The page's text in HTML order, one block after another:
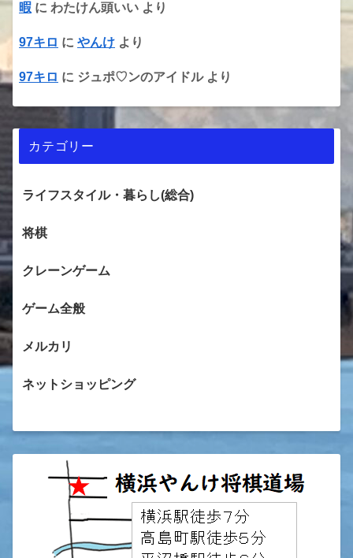
暇 に わたけん頭いい より
97キロ に やんけ より
97キロ に ジュポ♡ンのアイドルより
カテゴリー
ライフスタイル・暮らし(総合)
将棋
クレーンゲーム
ゲーム全般
メルカリ
ネットショッピング